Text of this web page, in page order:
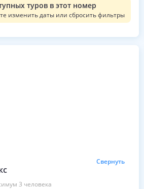
туров в этот номер
изменить даты или сбросить фильтры
Свернуть
3 человека